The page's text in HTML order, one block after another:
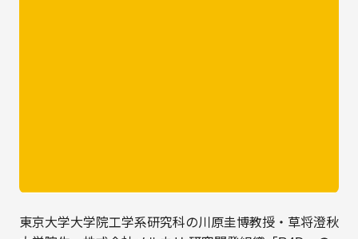
東京大学大学院工学系研究科の川原圭博教授・草将澄秋